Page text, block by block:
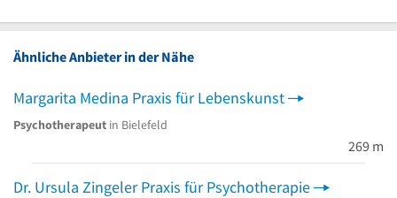
Ähnliche Anbieter in der Nähe
Margarita Medina Praxis für Lebenskunst
Psychotherapeut in Bielefeld
269 m
Dr. Ursula Zingeler Praxis für Psychotherapie